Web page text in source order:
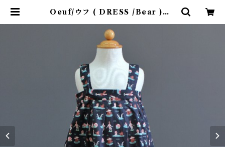
Oeuf/ウフ ( DRESS /Bear ) 4